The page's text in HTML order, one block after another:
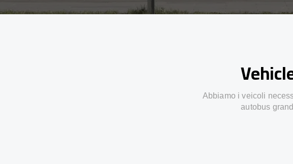
Abbiamo i veicoli
autobus